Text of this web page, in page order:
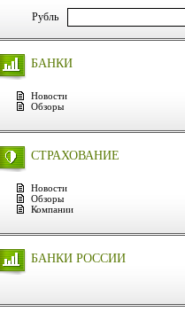
Рубль
БАНКИ
Новости
Обзоры
СТРАХОВАНИЕ
Новости
Обзоры
Компании
БАНКИ РОССИИ